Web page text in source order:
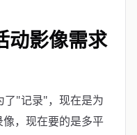
动影像需求
了"记录"，现在是为
，现在要的是多平